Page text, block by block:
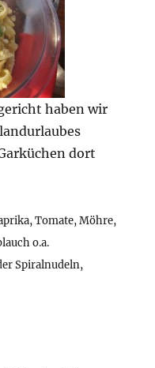
haben wir
dort
Tomate, Möhre,
o.a.
Spiralnudeln,